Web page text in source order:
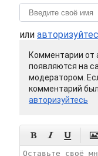
или
Комментарии от
появляются на
модератором.
комментарий
авторизуйтесь
  